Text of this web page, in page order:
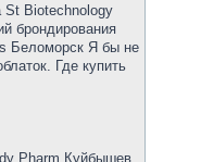
St Biotechnology
брондирования
Беломорск Я бы не
Где купить
Pharm Куйбышев